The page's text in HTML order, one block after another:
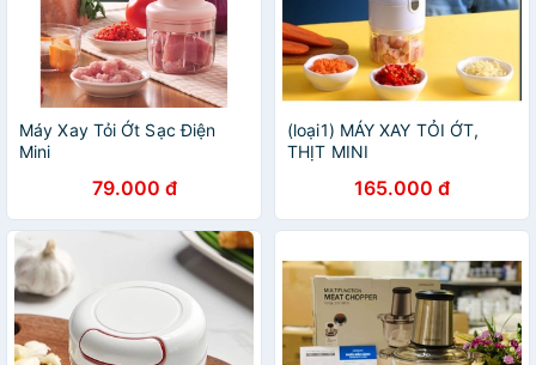
Máy Xay Tỏi Ớt Sạc Điện
Mini
79.000 đ
(loại1) MÁY XAY TỎI ỚT,
THỊT MINI
165.000 đ